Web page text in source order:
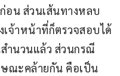
อน ส่วนเส้นทางหลบ
จ้าหน้าที่ก็ตรวจสอบได้
ำนวนแล้ว ส่วนกรณี
ณะคล้ายกัน คือเป็น